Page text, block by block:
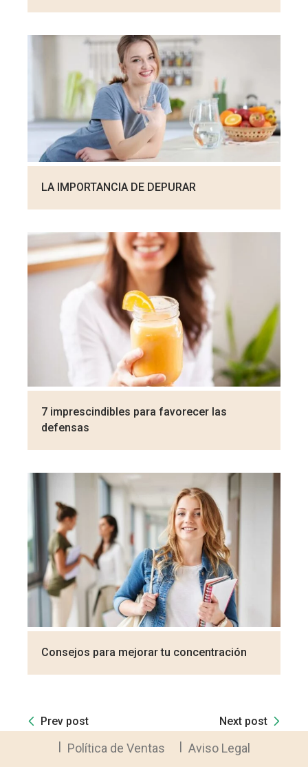
LA IMPORTANCIA DE DEPURAR
7 imprescindibles para favorecer las
defensas
Consejos para mejorar tu concentración
Prev post Next post
Política de Ventas Aviso Legal